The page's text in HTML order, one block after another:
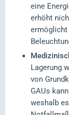
eine
erhöht
ermöglicht
Lagerung
von
GAUs
weshalb